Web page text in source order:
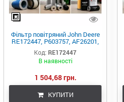
Фільтр повітряний John Deere
RE172447, P603757, AF26201,
C17017, 42739, SA16420
Код: RE172447
В наявності
1 504,68 грн.
КУПИТИ